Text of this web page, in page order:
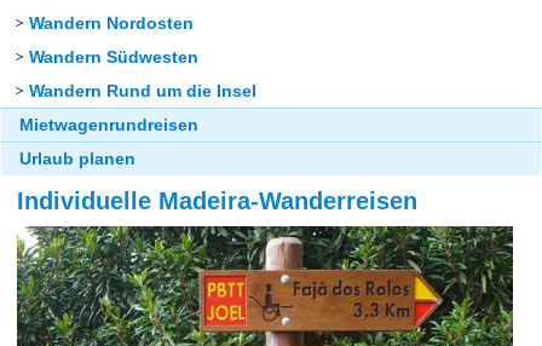
Reiseangebote
Kontakt
Wandern Nordosten
Wandern Südwesten
Wandern Rund um die Insel
Mietwagenrundreisen
Urlaub planen
Individuelle Madeira-Wanderreisen